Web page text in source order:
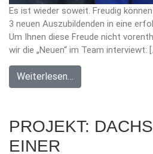
Es ist wieder soweit. Freudig
3 neuen Auszubildenden in eine
Um Ihnen diese Freude nicht
wir die „Neuen“ im Team interviewt:
Weiterlesen…
PROJEKT:
EINER